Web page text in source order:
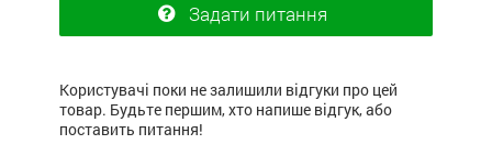
Задати питання
Користувачі поки не залишили відгуки про цей
товар. Будьте першим, хто напише відгук, або
поставить питання!